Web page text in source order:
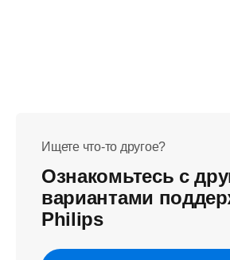
Ищете что-то другое?
Ознакомьтесь с
вариантами
Philips